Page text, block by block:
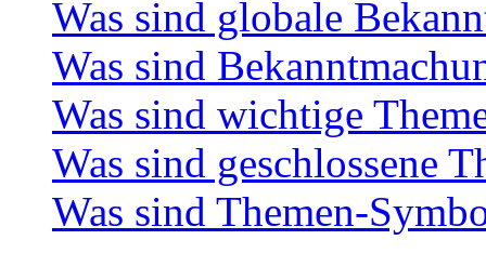
Was sind globale
Was sind
Was sind wichtige
Was sind geschlossene
Was sind Themen-